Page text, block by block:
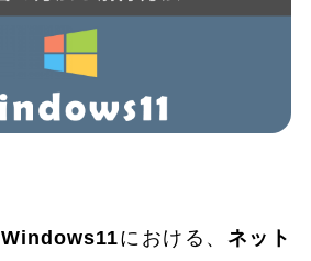
Windows11における、 ネット